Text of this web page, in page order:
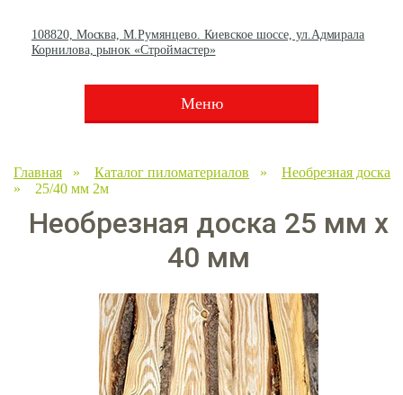
108820, Москва, М.Румянцево. Киевское шоссе, ул.Адмирала
Корнилова, рынок «Строймастер»
Меню
Главная » Каталог пиломатериалов » Необрезная доска
» 25/40 мм 2м
Необрезная доска 25 мм х
40 мм